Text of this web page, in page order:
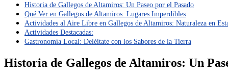
Historia de Gallegos de Altamiros: Un Paseo por el Pasado
Qué Ver en Gallegos de Altamiros: Lugares Imperdibles
Actividades al Aire Libre en Gallegos de Altamiros: Naturaleza en
Actividades Destacadas:
Gastronomía Local: Deléitate con los Sabores de la Tierra
Historia de Gallegos de Altamiros: Un